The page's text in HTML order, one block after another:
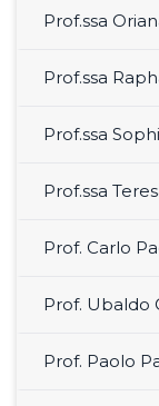
Prof.ssa
Prof.ssa
Prof.ssa
Prof.ssa
Prof. Carlo
Prof. Ubaldo
Prof. Paolo